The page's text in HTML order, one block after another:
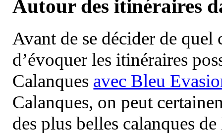
Autour des itinéraires
Avant de se décider de
d’évoquer les itinéraires
Calanques avec Bleu
Calanques, on peut
des plus belles calanques